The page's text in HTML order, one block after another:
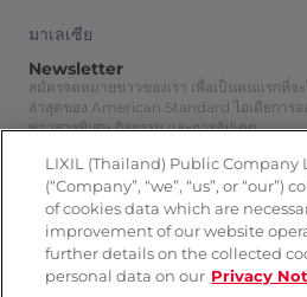
มาเลเซีย
Newsletter
สมัครจดหมายข่าวของเรา เพื่อเป็นคนแรกที่จ
ล่าสุดของ American Standard ไอเดียการ
ข่าวสารพิเศษ กิจกรรม และการอัปเดต
สมัครสมาชิก
Follow Us
นโยบายความเป็นส่วนตัว ติดต่อเรา
LIXIL (Thailand) Public Company
(“Company”, “we”, “us”, or “our”)
of cookies data which are
improvement of our website
further details on the collected
personal data on our Privacy